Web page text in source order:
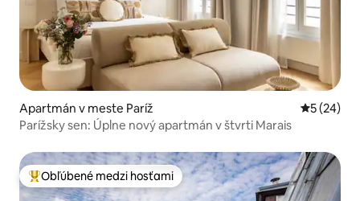
Apartmán v meste Paríž
5 (24)
Parížsky sen: Úplne nový apartmán v štvrti Marais
Najobľúbenejšie medzi hosťami
Obľúbené medzi hosťami